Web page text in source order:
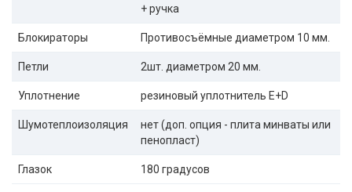
+ ручка
Блокираторы Противосъёмные диаметром 10 мм.
Петли 2шт. диаметром 20 мм.
Уплотнение резиновый уплотнитель E+D
Шумотеплоизоляция
нет (доп. опция - плита минваты или
пенопласт)
Глазок 180 градусов